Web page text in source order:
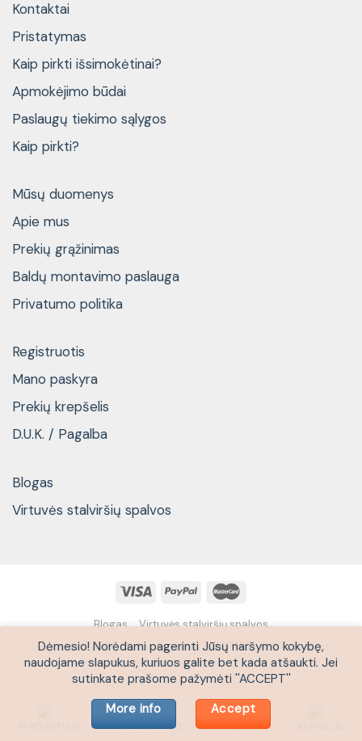
Kontaktai
Pristatymas
Kaip pirkti išsimokėtinai?
Apmokėjimo būdai
Paslaugų tiekimo sąlygos
Kaip pirkti?
Mūsų duomenys
Apie mus
Prekių grąžinimas
Baldų montavimo paslauga
Privatumo politika
Registruotis
Mano paskyra
Prekių krepšelis
D.U.K. / Pagalba
Blogas
Virtuvės stalviršių spalvos
Blogas Virtuvės stalviršių spalvos
Copyright 2026 © Kopijuoti be UAB''KETORA'' sutikimo
draudžiama
IŠPARDAVIMAS PASKYRA
Dėmesio! Norėdami pagerinti Jūsų naršymo kokybę,
naudojame slapukus, kuriuos galite bet kada atšaukti. Jei
sutinkate prašome pažymėti ''ACCEPT''
More info
Accept